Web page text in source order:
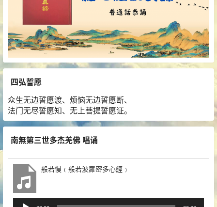
四弘誓愿
众生无边誓愿渡、烦恼无边誓愿断、
法门无尽誓愿知、无上菩提誓愿证。
南無第三世多杰羌佛 唱诵
般若慢﹙般若波羅密多心經﹚